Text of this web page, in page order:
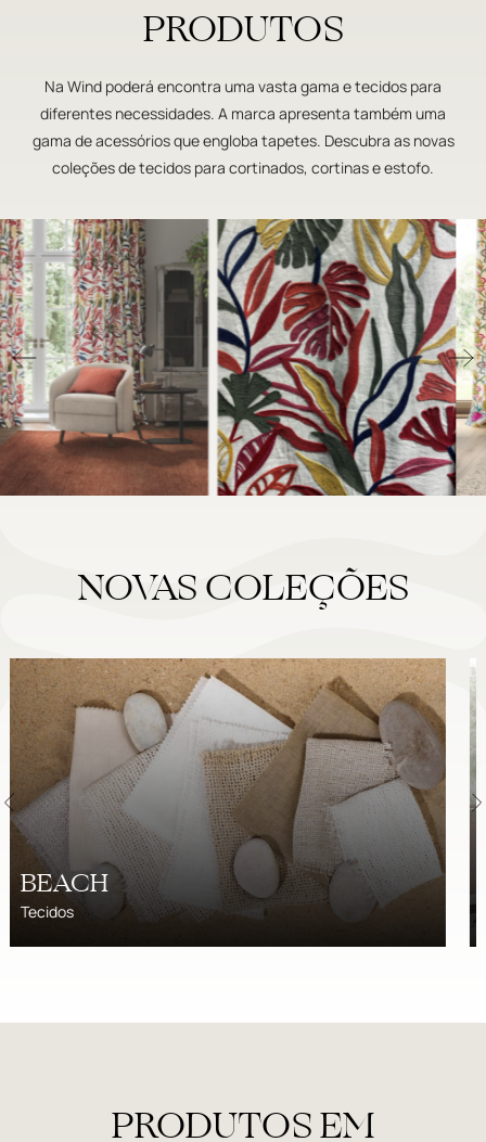
PRODUTOS
Na Wind poderá encontra uma vasta gama e tecidos para
diferentes necessidades. A marca apresenta também uma
gama de acessórios que engloba tapetes. Descubra as novas
coleções de tecidos para cortinados, cortinas e estofo.
NOVAS COLEÇÕES
DIVINE
Tecidos
PRODUTOS EM